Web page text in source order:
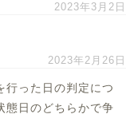
2023年3月2日
2023年2月26日
行った日の判定につ
態日のどちらかで争